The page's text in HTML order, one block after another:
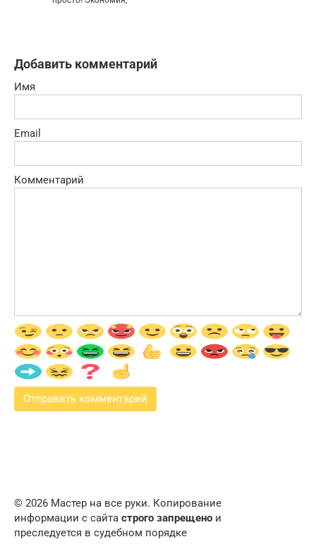
Добавить комментарий
Имя
Email
Комментарий
© 2026 Мастер на все руки. Копирование
информации с сайта строго запрещено и
преследуется в судебном порядке